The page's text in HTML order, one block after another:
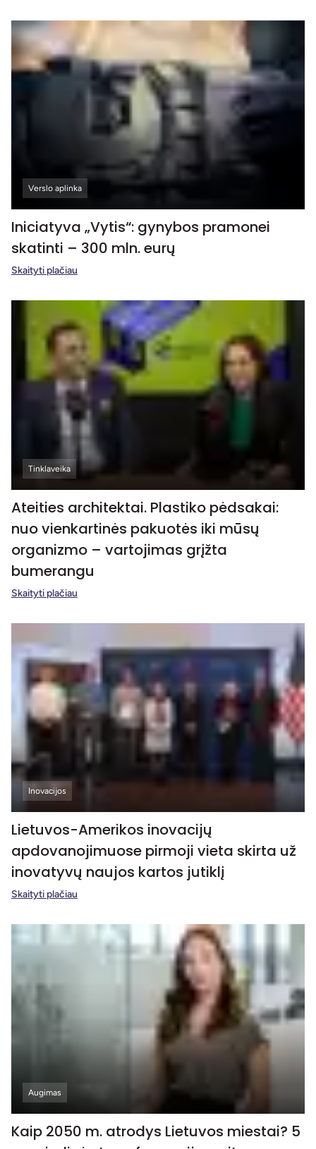
Verslo aplinka
Iniciatyva „Vytis“: gynybos pramonei
skatinti – 300 mln. eurų
Skaityti plačiau
Tinklaveika
Ateities architektai. Plastiko pėdsakai:
nuo vienkartinės pakuotės iki mūsų
organizmo – vartojimas grįžta
bumerangu
Skaityti plačiau
Inovacijos
Lietuvos-Amerikos inovacijų
apdovanojimuose pirmoji vieta skirta už
inovatyvų naujos kartos jutiklį
Skaityti plačiau
Augimas
Kaip 2050 m. atrodys Lietuvos miestai? 5